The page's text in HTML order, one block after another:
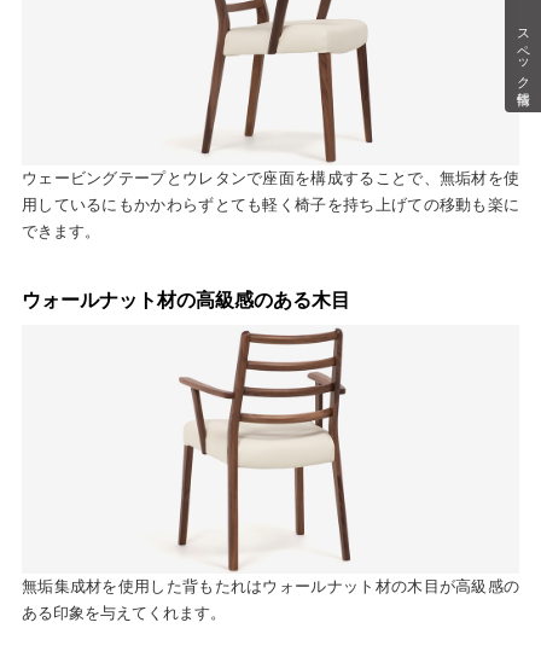
スペック情報
ウェービングテープとウレタンで座面を構成することで、無垢材を使
用しているにもかかわらずとても軽く椅子を持ち上げての移動も楽に
できます。
ウォールナット材の高級感のある木目
無垢集成材を使用した背もたれはウォールナット材の木目が高級感の
ある印象を与えてくれます。